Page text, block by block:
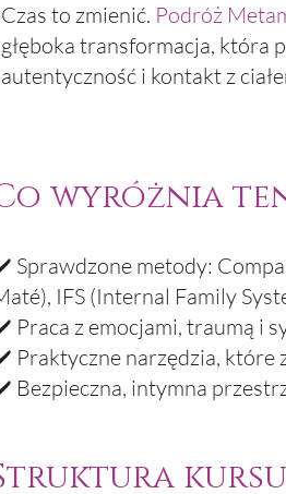
Czas to zmienić. Podróż
głęboka transformacja, która
autentyczność i kontakt z
wyróżnia
Sprawdzone metody:
IFS (Internal Family
Praca z emocjami, traumą i
Praktyczne narzędzia, które
Bezpieczna, intymna
kursu